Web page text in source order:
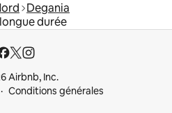
Degania
durée
Airbnb, Inc.
Conditions générales